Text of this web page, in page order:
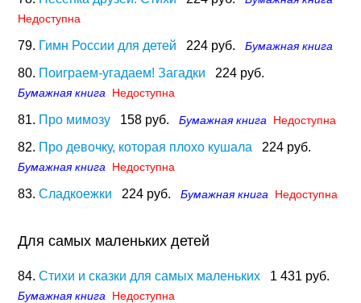
Недоступна
79. Гимн России для детей 224 руб. Бумажная книга
80. Поиграем-угадаем! Загадки 224 руб.
Бумажная книга Недоступна
81. Про мимозу 158 руб. Бумажная книга Недоступна
82. Про девочку, которая плохо кушала 224 руб.
Бумажная книга Недоступна
83. Сладкоежки 224 руб. Бумажная книга Недоступна
Для самых маленьких детей
84. Стихи и сказки для самых маленьких 1 431 руб.
Бумажная книга Недоступна